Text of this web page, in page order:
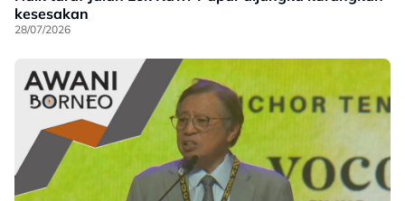
kesesakan
28/07/2026